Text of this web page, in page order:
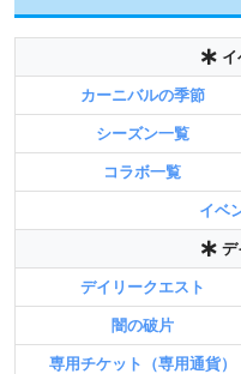
イ
カーニバルの季節
シーズン一覧
コラボ一覧
イベ
デ
デイリークエスト
闇の破片
専用チケット（専用通貨）